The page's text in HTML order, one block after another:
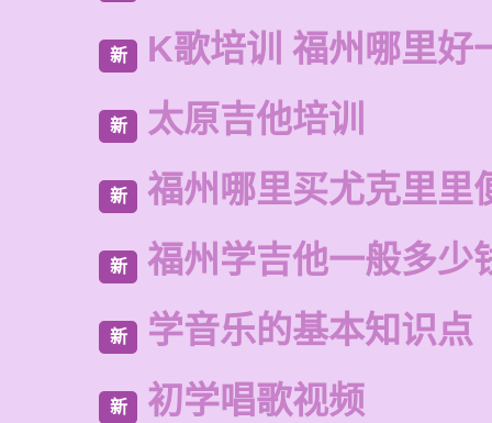
新 K歌培训 福州哪里好
新 太原吉他培训
新 福州哪里买尤克里里
新 福州学吉他一般多少
新 学音乐的基本知识点
新 初学唱歌视频